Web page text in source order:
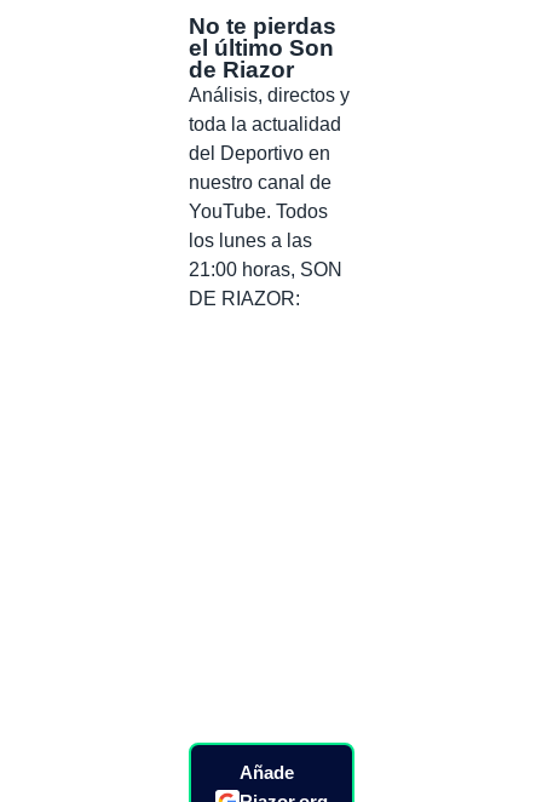
No te pierdas
el último Son
de Riazor
Análisis, directos y
toda la actualidad
del Deportivo en
nuestro canal de
YouTube. Todos
los lunes a las
21:00 horas, SON
DE RIAZOR:
Añade